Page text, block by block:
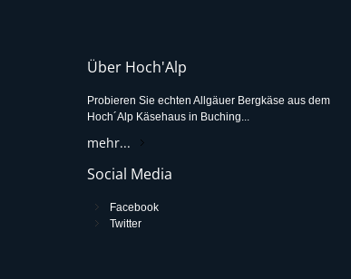
Über Hoch'Alp
Probieren Sie echten Allgäuer Bergkäse aus dem
Hoch´Alp Käsehaus in Buching...
mehr...
Social Media
Facebook
Twitter